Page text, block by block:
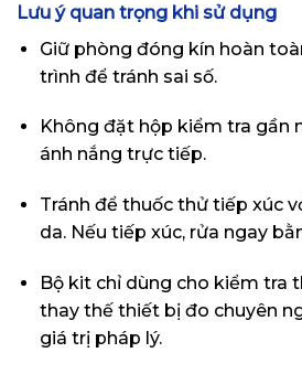
Lưu ý quan trọng khi sử dụng
Giữ phòng đóng kín hoàn
trình để tránh sai số.
Không đặt hộp kiểm tra gần
ánh nắng trực tiếp.
Tránh để thuốc thử tiếp xúc
da. Nếu tiếp xúc, rửa ngay
Bộ kit chỉ dùng cho kiểm tra
thay thế thiết bị đo chuyên
giá trị pháp lý.